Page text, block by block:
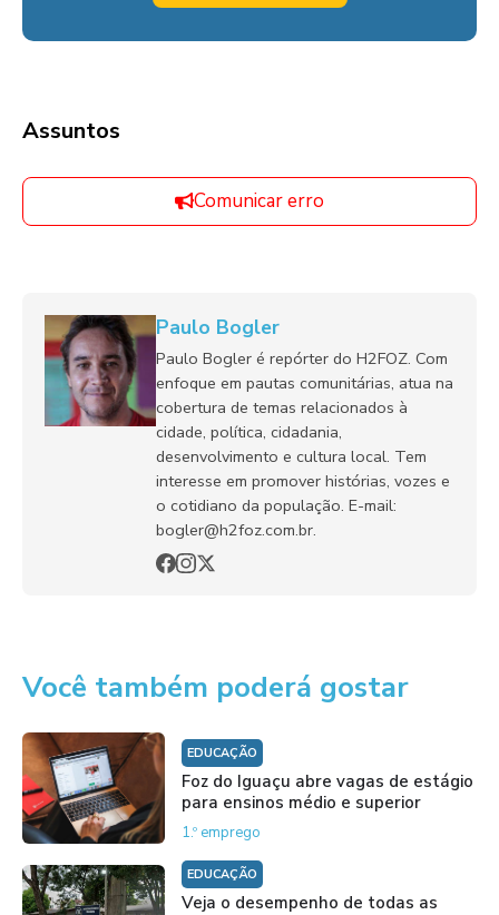
Assuntos
Comunicar erro
Paulo Bogler
Paulo Bogler é repórter do H2FOZ. Com
enfoque em pautas comunitárias, atua na
cobertura de temas relacionados à
cidade, política, cidadania,
desenvolvimento e cultura local. Tem
interesse em promover histórias, vozes e
o cotidiano da população. E-mail:
bogler@h2foz.com.br.
Você também poderá gostar
EDUCAÇÃO
Foz do Iguaçu abre vagas de estágio
para ensinos médio e superior
1.º emprego
EDUCAÇÃO
Veja o desempenho de todas as